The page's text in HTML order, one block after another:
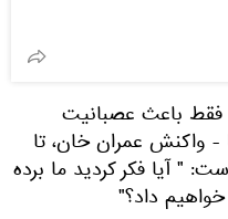
باعث عصبانیت
عمران خان، تا
" آیا فکر کردید ما برده
داد؟"